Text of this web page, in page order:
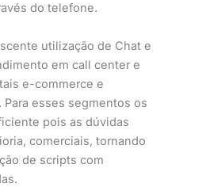
do telefone.
utilização de Chat e
em call center e
e-commerce e
esses segmentos os
pois as dúvidas
comerciais, tornando
de scripts com